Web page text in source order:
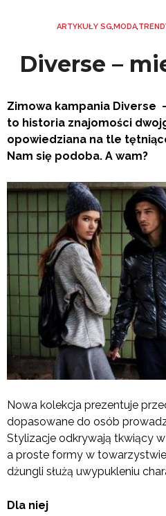
ARTYKUŁY SG,MODA,
Diverse –
Zimowa kampania Diverse
to historia znajomości
opowiedziana na tle
Nam się podoba. A wam?
Nowa kolekcja prezentuje
dopasowane do osób
Stylizacje odkrywają tkwiący
a proste formy w
dżungli służą uwypukleniu
Dla niej